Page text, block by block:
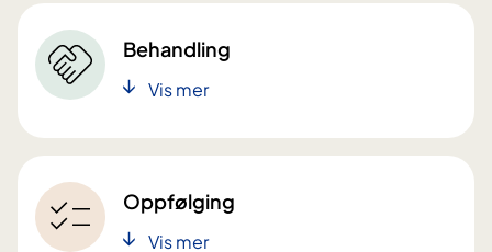
Behandling
Vis mer
Oppfølging
Vis mer